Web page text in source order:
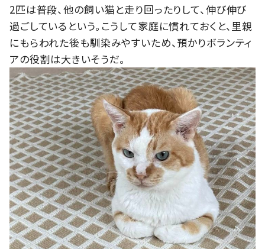
2匹は普段、他の飼い猫と走り回ったりして、伸び伸び
過ごしているという。こうして家庭に慣れておくと、里親
にもらわれた後も馴染みやすいため、預かりボランティ
アの役割は大きいそうだ。